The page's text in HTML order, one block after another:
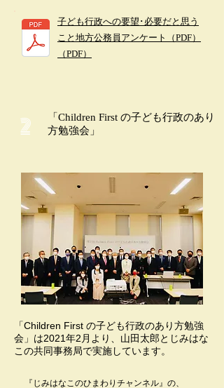
子ども行政への要望･必要だと思う
こと地方公務員アンケート（PDF）
（PDF）
2
「Children First の子ども行政のあり
方勉強会」
「Children First の子ども行政のあり方勉強
会」は2021年2月より、山田太郎とじみはな
この共同事務局で実施しています。
『じみはなこのひまわりチャンネル』の、